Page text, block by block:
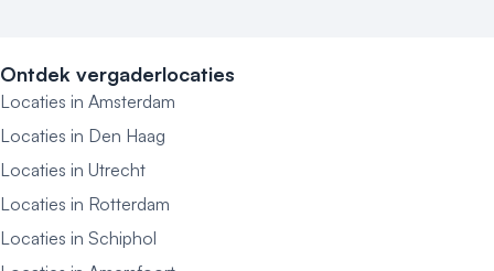
Ontdek vergaderlocaties
Locaties in Amsterdam
Locaties in Den Haag
Locaties in Utrecht
Locaties in Rotterdam
Locaties in Schiphol